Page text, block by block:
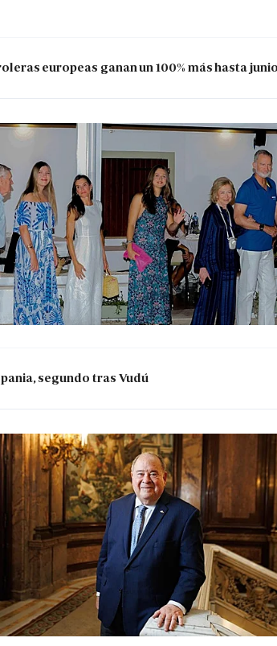
europeas ganan un 100% más hasta junio
segundo tras Vudú